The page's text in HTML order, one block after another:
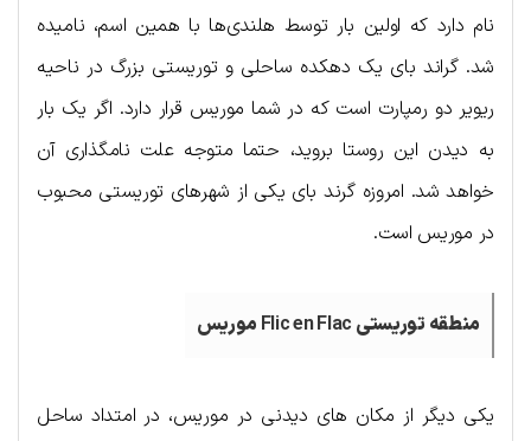
نام دارد که اولین بار توسط هلندی‌ها با همین اسم، نامیده
شد. گراند بای یک دهکده ساحلی و توریستی بزرگ در ناحیه
ریویر دو رمپارت است که در شما موریس قرار دارد. اگر یک بار
به دیدن این روستا بروید، حتما متوجه علت نامگذاری آن
خواهد شد. امروزه گرند بای یکی از شهرهای توریستی محبوب
در موریس است.
منطقه توریستی موریس
یکی دیگر از مکان های دیدنی در موریس، در امتداد ساحل